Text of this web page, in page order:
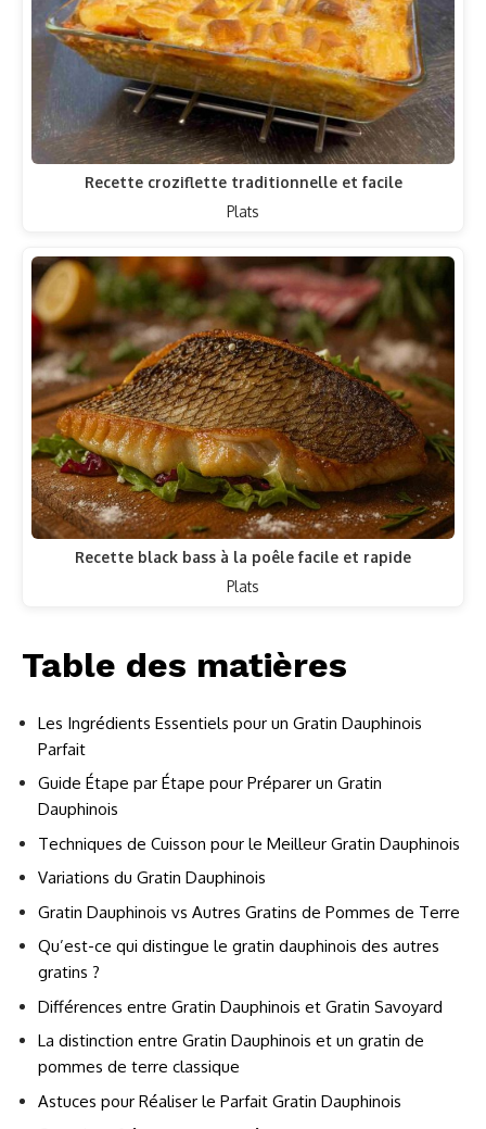
Recette croziflette traditionnelle et facile
Plats
Recette black bass à la poêle facile et rapide
Plats
Table des matières
Les Ingrédients Essentiels pour un Gratin Dauphinois
Parfait
Guide Étape par Étape pour Préparer un Gratin
Dauphinois
Techniques de Cuisson pour le Meilleur Gratin Dauphinois
Variations du Gratin Dauphinois
Gratin Dauphinois vs Autres Gratins de Pommes de Terre
Qu’est-ce qui distingue le gratin dauphinois des autres
gratins ?
Différences entre Gratin Dauphinois et Gratin Savoyard
La distinction entre Gratin Dauphinois et un gratin de
pommes de terre classique
Astuces pour Réaliser le Parfait Gratin Dauphinois